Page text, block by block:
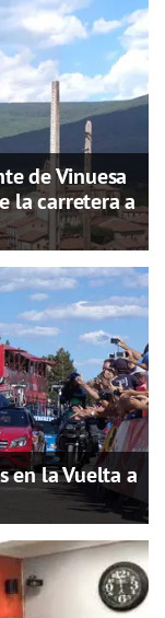
de Vinuesa
la carretera a
en la Vuelta a